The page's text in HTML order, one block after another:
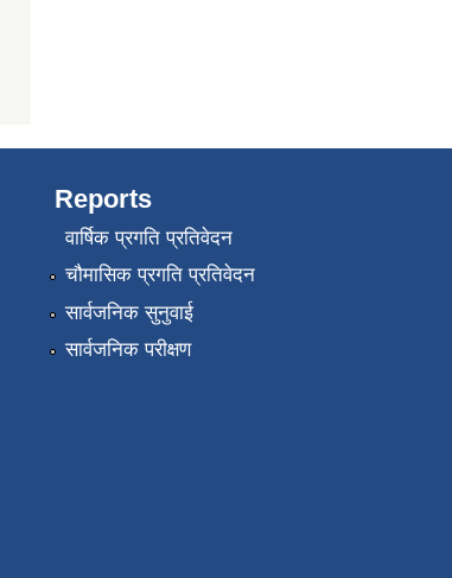
Reports
वार्षिक प्रगति प्रतिवेदन
चौमासिक प्रगति प्रतिवेदन
सार्वजनिक सुनुवाई
सार्वजनिक परीक्षण